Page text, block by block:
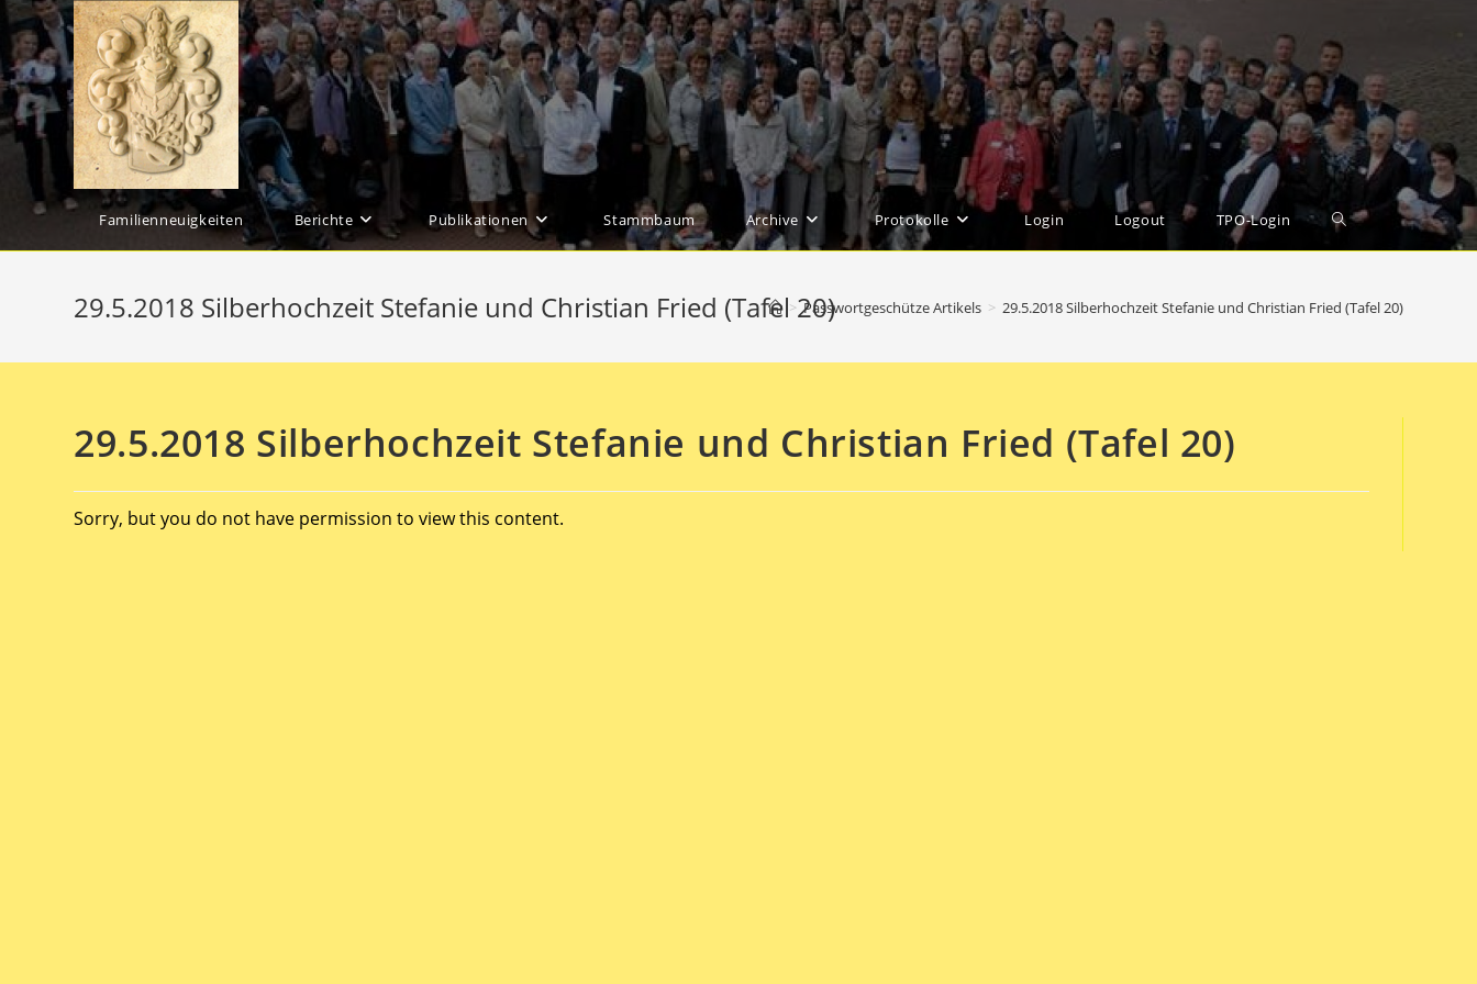
Zum
Inhalt
springen
Familienneuigkeiten Berichte Publikationen Stammbaum Archive Protokolle Login Logout TPO-Login Toggle
29.5.2018 Silberhochzeit Stefanie und Christian Fried (Tafel 20)
> Passwortgeschütze Artikels > 29.5.2018 Silberhochzeit Stefanie und Christian Fried (Tafel 20)
29.5.2018 Silberhochzeit Stefanie und Christian Fried (Tafel 20)
Sorry, but you do not have permission to view this content.